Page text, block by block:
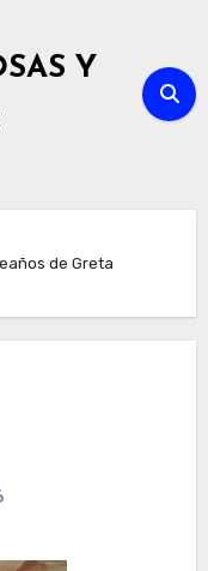
Y
de Greta